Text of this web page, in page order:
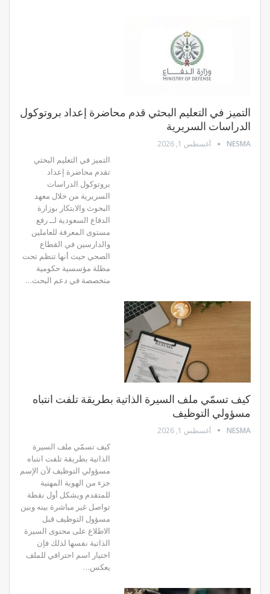
التميز في التعليم البحثي قدم محاضرة إعداد بروتوكول
الدراسات السريرية
NESMA أغسطس 1, 2026
التميز في التعليم البحثي
تقدم محاضرة إعداد
بروتوكول الدراسات
السريرية من خلال معهد
البحوث والابتكار بوزارة
الدفاع السعودية لــ رفع
مستوى المعرفة للعاملين
والدارسين في القطاع
الصحي حيث أنها تنظم تحت
مظلة مؤسسية حكومية
متخصصة في دعم البحث…
كيف تسمّي ملف السيرة الذاتية بطريقة تلفت انتباه
مسؤولي التوظيف
NESMA أغسطس 1, 2026
كيف تسمّي ملف السيرة
الذاتية بطريقة تلفت انتباه
مسؤولي التوظيف لأن الإسم
جزء من الهوية المهنية
للمتقدم ويشكل أول نقطة
تواصل غير مباشرة بينه وبين
مسؤول التوظيف قبل
الاطلاع على محتوى السيرة
الذاتية نفسها لذلك فإن
اختيار اسم احترافي للملف
يعكس…